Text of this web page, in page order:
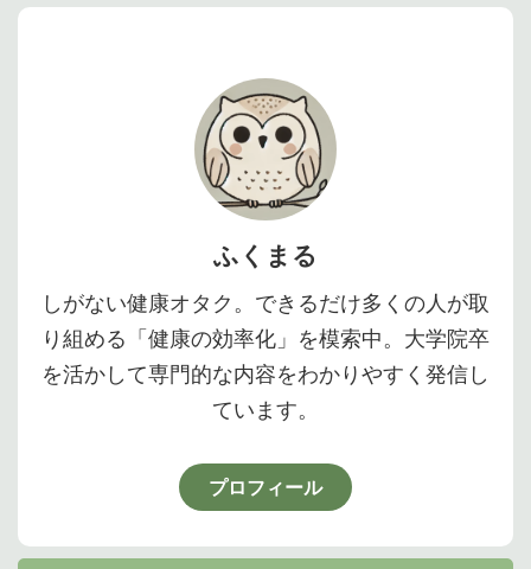
ふくまる
しがない健康オタク。できるだけ多くの人が取
り組める「健康の効率化」を模索中。大学院卒
を活かして専門的な内容をわかりやすく発信し
ています。
プロフィール